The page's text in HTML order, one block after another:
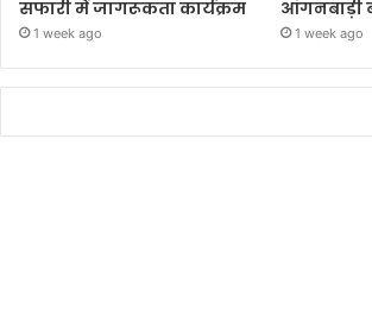
सफारी में जागरूकता कार्यक्रम
1 week ago
आंगनबाड़ी
1 week ago